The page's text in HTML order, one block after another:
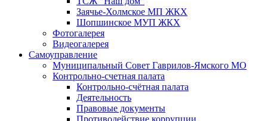
Заячье-Холмское МП ЖКХ
Шопшинское МУП ЖКХ
Фотогалерея
Видеогалерея
Самоуправление
Муниципальный Совет Гаврилов-Ямского МО
Контрольно-счетная палата
Контрольно-счётная палата
Деятельность
Правовые документы
Противодействие коррупции